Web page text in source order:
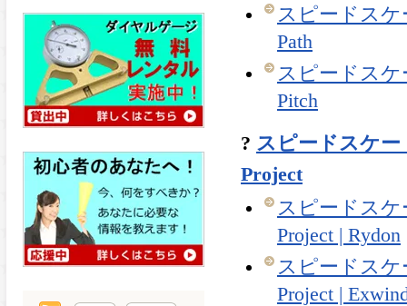
スピードスケ
Path
スピードスケ
Pitch
? スピードスケ
Project
スピードス
Project | Rydon
スピードス
Project |